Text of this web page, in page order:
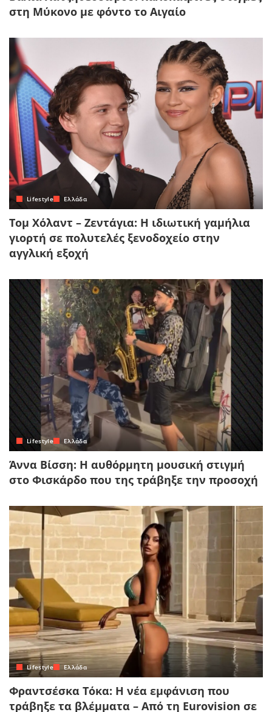
στη Μύκονο με φόντο το Αιγαίο
Lifestyle Ελλάδα
Τομ Χόλαντ – Ζεντάγια: Η ιδιωτική γαμήλια
γιορτή σε πολυτελές ξενοδοχείο στην
αγγλική εξοχή
Lifestyle Ελλάδα
Άννα Βίσση: Η αυθόρμητη μουσική στιγμή
στο Φισκάρδο που της τράβηξε την προσοχή
Lifestyle Ελλάδα
Φραντσέσκα Τόκα: Η νέα εμφάνιση που
τράβηξε τα βλέμματα – Από τη Eurovision σε